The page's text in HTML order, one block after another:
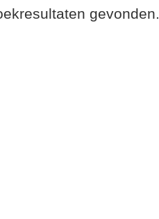
gevonden.